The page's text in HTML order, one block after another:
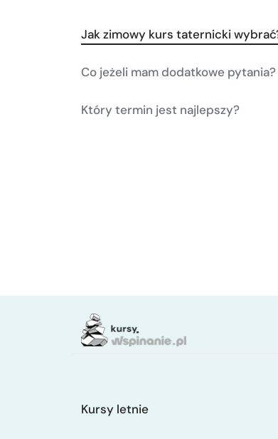
Jak zimowy kurs taternicki
Co jeżeli mam dodatkowe pytania?
Który termin jest najlepszy?
Kursy letnie